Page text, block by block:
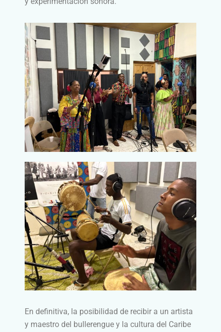
En definitiva, la posibilidad de recibir a un artista
y maestro del bullerengue y la cultura del Caribe